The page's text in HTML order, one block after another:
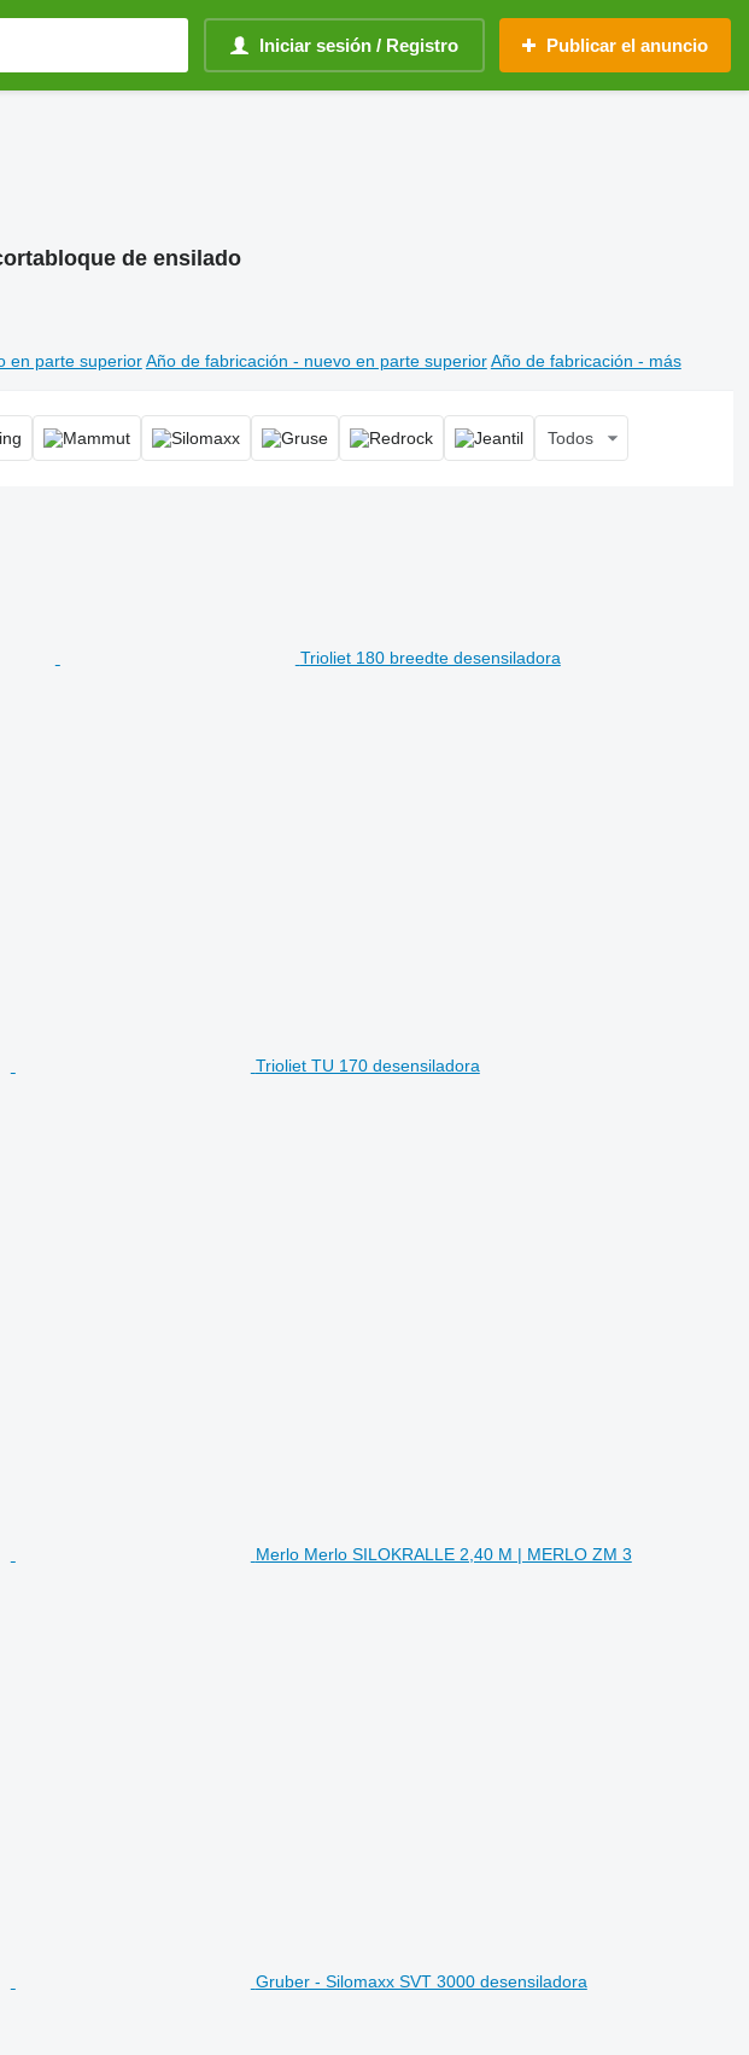
Iniciar sesión / Registro Publicar el anuncio
de ensilado
en parte superior Año de fabricación - nuevo en parte superior Año de fabricación - más
Todos
Trioliet 180 breedte desensiladora
Trioliet TU 170 desensiladora
Merlo Merlo SILOKRALLE 2,40 M | MERLO ZM 3
Gruber - Silomaxx SVT 3000 desensiladora